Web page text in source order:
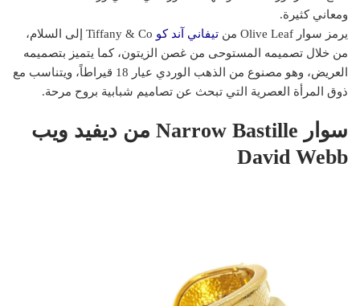
ومعاني كثيرة.
يرمز سوار Olive Leaf من
تيفاني آند كو
Tiffany & Co إلى السلام،
من خلال تصميمه المستوحى من غصن الزيتون، كما يتميز بتصميمه
العريض، وهو مصنوع من الذهب الوردي عيار 18 قيراطاً، ويتناسب مع
ذوق المرأة العصرية التي تبحث عن تصاميم شبابية بروح مرحة.
سوار Narrow Bastille من ديفيد ويب
David Webb